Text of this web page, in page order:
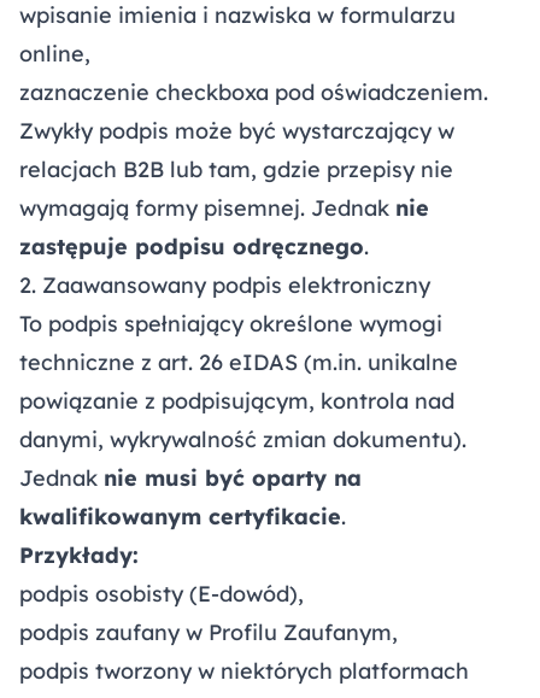
wpisanie imienia i nazwiska w formularzu
online,
zaznaczenie checkboxa pod oświadczeniem.
Zwykły podpis może być wystarczający w
relacjach B2B lub tam, gdzie przepisy nie
wymagają formy pisemnej. Jednak nie
zastępuje podpisu odręcznego.
2. Zaawansowany podpis elektroniczny
To podpis spełniający określone wymogi
techniczne z art. 26 eIDAS (m.in. unikalne
powiązanie z podpisującym, kontrola nad
danymi, wykrywalność zmian dokumentu).
Jednak nie musi być oparty na
kwalifikowanym certyfikacie.
Przykłady:
podpis osobisty (E-dowód),
podpis zaufany w Profilu Zaufanym,
podpis tworzony w niektórych platformach